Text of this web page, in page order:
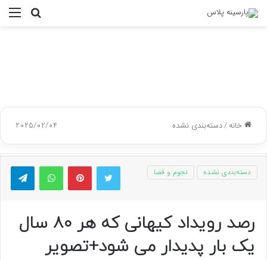
جستجو
خانه/دسته‌بندی نشده 2025/02/04
توییتر پینتریستواتس آپ
دسته‌بندی نشده نجوم و فضا
رصد رویداد کیهانی که هر ۸۰ سال
یک بار پدیدار می شود+تصویر